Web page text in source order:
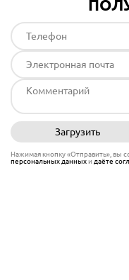
Загрузить
Нажимая кнопку «Отправить», вы
персональных данныхи даёте